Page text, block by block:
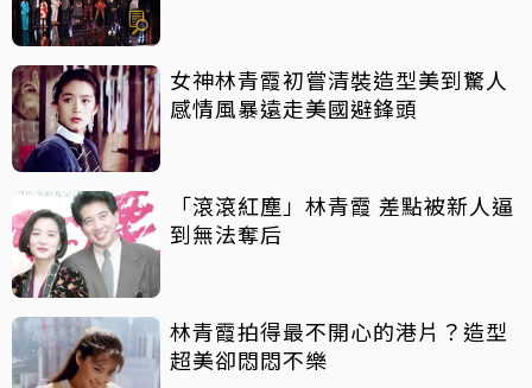
女神林青霞初嘗清裝造型美到驚人
感情風暴遠走美國避鋒頭
「滾滾紅塵」林青霞 差點被新人逼
到無法奪后
林青霞拍得最不開心的港片？造型
超美卻悶悶不樂